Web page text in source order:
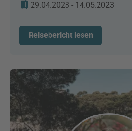
29.04.2023 - 14.05.2023
Reisebericht lesen